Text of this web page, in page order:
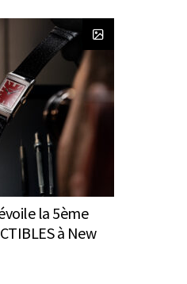
la 5ème
à New